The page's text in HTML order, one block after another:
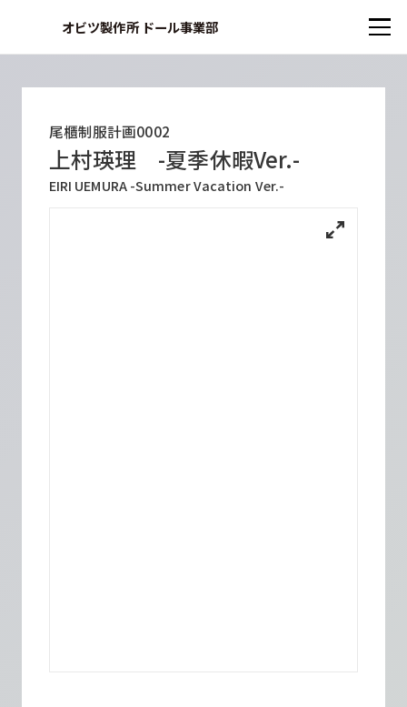
オビツ製作所 ドール事業部
尾櫃制服計画0002
上村瑛理 -夏季休暇Ver.-
EIRI UEMURA -Summer Vacation Ver.-